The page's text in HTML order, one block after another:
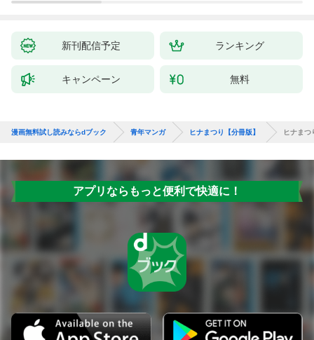
新刊配信予定 ランキング
キャンペーン 無料
漫画無料試し読みならdブック 青年マンガ ヒナまつり【分冊版】 ヒナま
アプリならもっと便利で快適に！